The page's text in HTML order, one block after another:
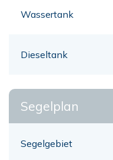
Wassertank
Dieseltank
Segelplan
Segelgebiet